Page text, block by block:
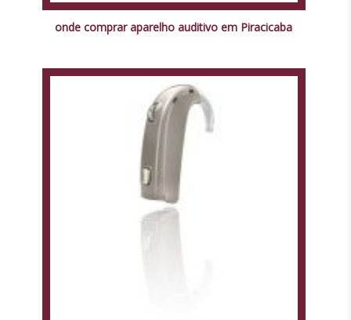
onde comprar aparelho auditivo em Piracicaba